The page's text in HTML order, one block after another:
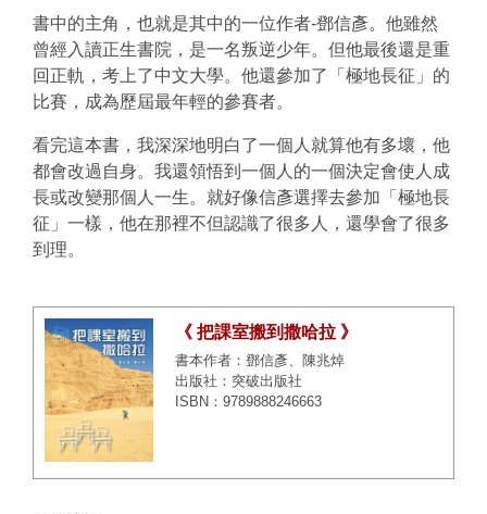
書中的主角，也就是其中的一位作者-鄧信彥。他雖然
曾經入讀正生書院，是一名叛逆少年。但他最後還是重
回正軌，考上了中文大學。他還參加了「極地長征」的
比賽，成為歷屆最年輕的參賽者。
看完這本書，我深深地明白了一個人就算他有多壞，他
都會改過自身。我還領悟到一個人的一個決定會使人成
長或改變那個人一生。就好像信彥選擇去參加「極地長
征」一樣，他在那裡不但認識了很多人，還學會了很多
到理。
《 把課室搬到撒哈拉 》
書本作者：鄧信彥、陳兆焯
出版社：突破出版社
ISBN：9789888246663